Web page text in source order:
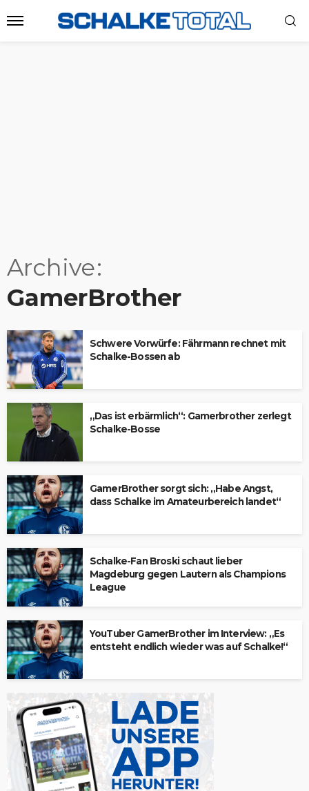
Archive
GamerBrother
Schwere Vorwürfe: Fährmann rechnet mit
Schalke-Bossen ab
„Das ist erbärmlich“: Gamerbrother zerlegt
Schalke-Bosse
GamerBrother sorgt sich: „Habe Angst,
dass Schalke im Amateurbereich landet“
Schalke-Fan Broski schaut lieber
Magdeburg gegen Lautern als Champions
League
YouTuber GamerBrother im Interview: „Es
entsteht endlich wieder was auf Schalke!“